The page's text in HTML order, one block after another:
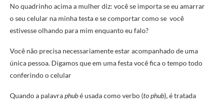
No quadrinho acima a mulher diz: você se importa se eu amarrar
o seu celular na minha testa e se comportar como se você
estivesse olhando para mim enquanto eu falo?
Você não precisa necessariamente estar acompanhado de uma
única pessoa. Digamos que em uma festa você fica o tempo todo
conferindo o celular
Quando a palavraphubé usada como verbo (to phub), é tratada